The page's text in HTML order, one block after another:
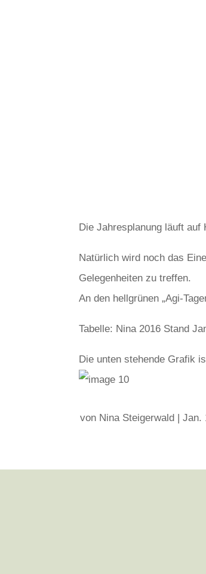
Die Jahresplanung läuft
Natürlich wird noch das
Gelegenheiten zu treffen.
An den hellgrünen „Agi-
Tabelle: Nina 2016 Stand
Die unten stehende Grafik
von Nina Steigerwald |Jan.